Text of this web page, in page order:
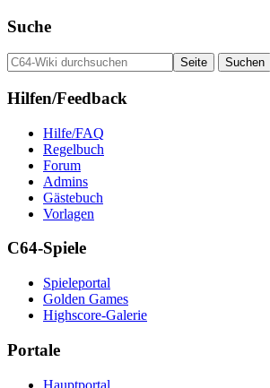
Suche
Hilfen/Feedback
Hilfe/FAQ
Regelbuch
Forum
Admins
Gästebuch
Vorlagen
C64-Spiele
Spieleportal
Golden Games
Highscore-Galerie
Portale
Hauptportal